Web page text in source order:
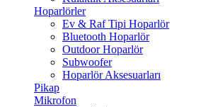
Hoparlörler
Ev & Raf Tipi Hoparlör
Bluetooth Hoparlör
Outdoor Hoparlör
Subwoofer
Hoparlör Aksesuarları
Pikap
Mikrofon